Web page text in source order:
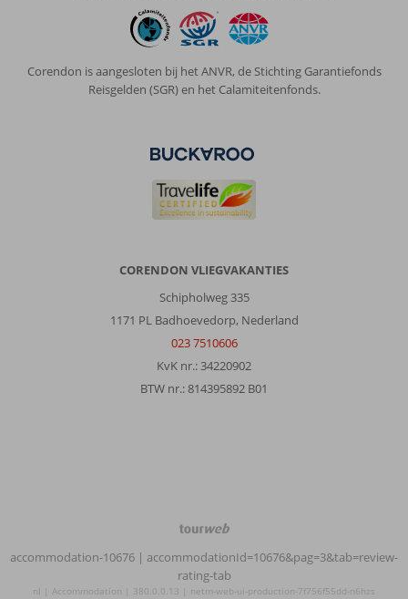
Corendon is aangesloten bij het ANVR, de Stichting Garantiefonds
Reisgelden (SGR) en het Calamiteitenfonds.
CORENDON VLIEGVAKANTIES
Schipholweg 335
1171 PL Badhoevedorp, Nederland
023 7510606
KvK nr.: 34220902
BTW nr.: 814395892 B01
TourWeb
©
NetMatch
accommodation-10676 | accommodationId=10676&pag=3&tab=review-
rating-tab
nl | Accommodation | 380.0.0.13 | netm-web-ui-production-7f756f55dd-n6hzs